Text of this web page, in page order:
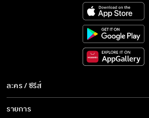
ละคร / ซีรีส์
ละคร/ซีรีส์
รายการ